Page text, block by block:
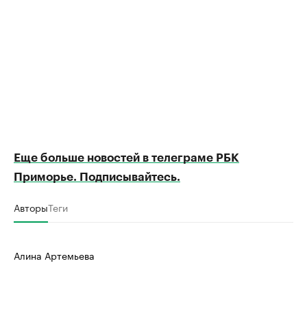
Еще больше новостей в телеграме РБК
Приморье. Подписывайтесь.
АвторыТеги
Алина Артемьева